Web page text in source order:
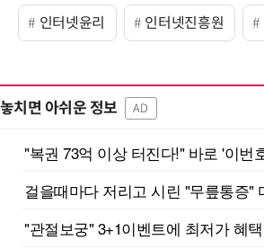
인터넷윤리 인터넷진흥원
놓치면 아쉬운 정보 AD